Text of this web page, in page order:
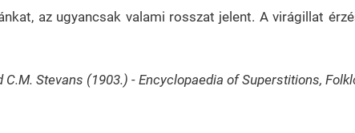
az ugyancsak valami rosszat jelent. A virágillat
C.M. Stevans (1903.) - Encyclopaedia of Superstitions,